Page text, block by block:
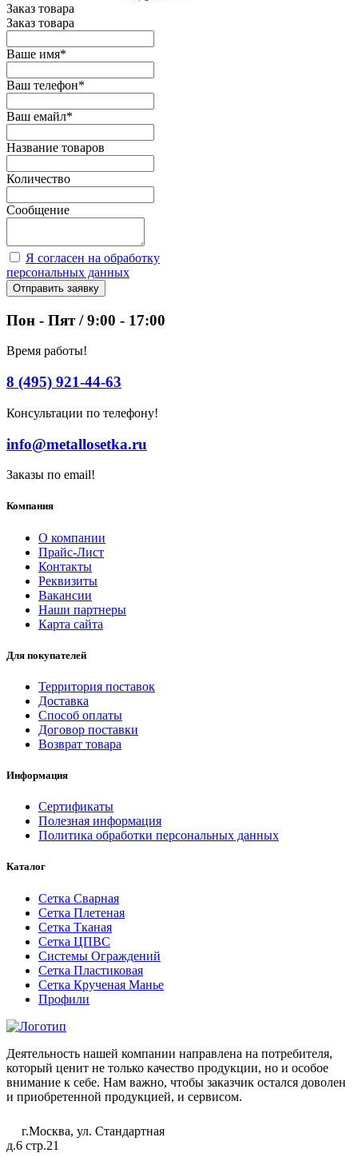
Заказ товара
Заказ товара
Ваше имя*
Ваш телефон*
Ваш емайл*
Название товаров
Количество
Сообщение
Я согласен на обработку
персональных данных
Отправить заявку
Пон - Пят / 9:00 - 17:00
Время работы!
8 (495) 921-44-63
Консультации по телефону!
info@metallosetka.ru
Заказы по email!
Компания
О компании
Прайс-Лист
Контакты
Реквизиты
Вакансии
Наши партнеры
Карта сайта
Для покупателей
Территория поставок
Доставка
Способ оплаты
Договор поставки
Возврат товара
Информация
Сертификаты
Полезная информация
Политика обработки персональных данных
Каталог
Сетка Сварная
Сетка Плетеная
Сетка Тканая
Сетка ЦПВС
Системы Ограждений
Сетка Пластиковая
Сетка Крученая Манье
Профили
Деятельность нашей компании направлена на потребителя,
который ценит не только качество продукции, но и особое
внимание к себе. Нам важно, чтобы заказчик остался доволен
и приобретенной продукцией, и сервисом.
г.Москва, ул. Стандартная
д.6 стр.21